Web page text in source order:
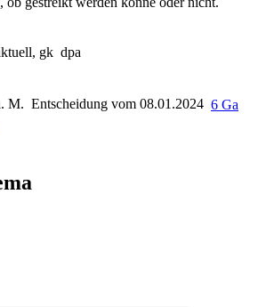
gk dpa
M. Entscheidung vom 08.01.2024 6 Ga